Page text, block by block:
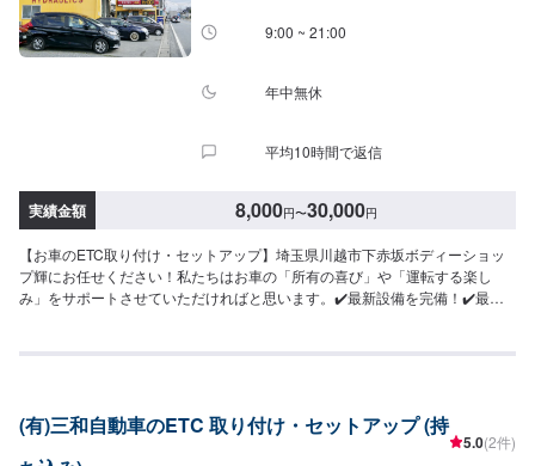
9:00 ~ 21:00
年中無休
平均10時間で返信
実績金額 8,000円〜30,000円
【お車のETC取り付け・セットアップ】埼玉県川越市下赤坂ボディーショッ
プ輝にお任せください！私たちはお車の「所有の喜び」や「運転する楽し
み」をサポートさせていただければと思います。✔️最新設備を完備！✔️最先
提案をさせていただいております。【1】オファーにてお問い合わせ【2】お
の方はオファーにて、車種情報と持ち込みパーツの詳細をお送りください。
店頭でのパーツのご購入をご希望の方も車種情報と購入希望の旨をオファー
(有)三和自動車のETC 取り付け・セットアップ (持
5.0(2件)